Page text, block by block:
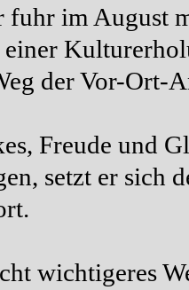
fuhr im August
der Vor-Ort-
Freude und
setzt er sich
wichtigeres